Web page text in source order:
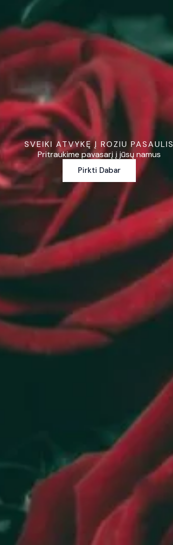
SVEIKI ATVYKĘ Į ROZIU PASAULIS
Pritraukime pavasarį į jūsų namus
Pirkti Dabar